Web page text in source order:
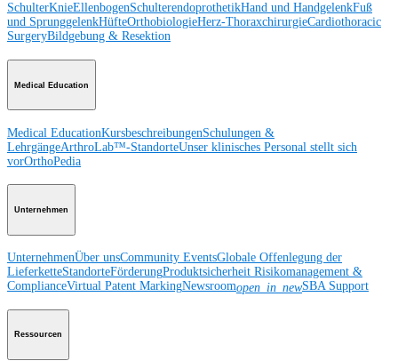
SchulterKnieEllenbogenSchulterendoprothetikHand und HandgelenkFuß
und SprunggelenkHüfteOrthobiologieHerz-ThoraxchirurgieCardiothoracic
SurgeryBildgebung & Resektion
Medical Education
Medical EducationKursbeschreibungenSchulungen &
LehrgängeArthroLab™-StandorteUnser klinisches Personal stellt sich
vorOrthoPedia
Unternehmen
UnternehmenÜber unsCommunity EventsGlobale Offenlegung der
LieferketteStandorteFörderungProduktsicherheit Risikomanagement &
ComplianceVirtual Patent MarkingNewsroomopen_in_newSBA Support
Ressourcen